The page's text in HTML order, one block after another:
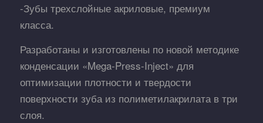
-Зубы трехслойные акриловые, премиум
класса.
Разработаны и изготовлены по новой методике
конденсации «Mega-Press-Inject» для
оптимизации плотности и твердости
поверхности зуба из полиметилакрилата в три
слоя.